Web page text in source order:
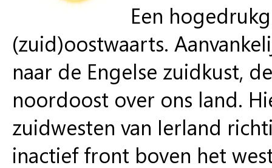
Een
(zuid)oostwaarts.
naar de Engelse zuidkust,
noordoost over ons land.
zuidwesten van Ierland
inactief front boven het